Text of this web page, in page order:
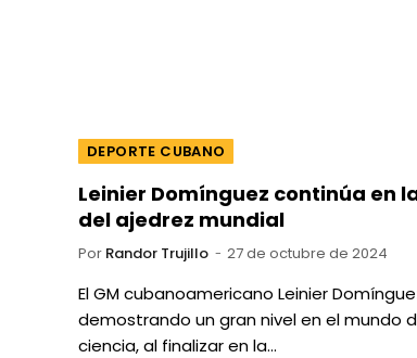
DEPORTE CUBANO
Leinier Domínguez continúa en
del ajedrez mundial
Por Randor Trujillo 27 de octubre de 2024
El GM cubanoamericano Leinier
demostrando un gran nivel en el mundo
ciencia, al finalizar en la…